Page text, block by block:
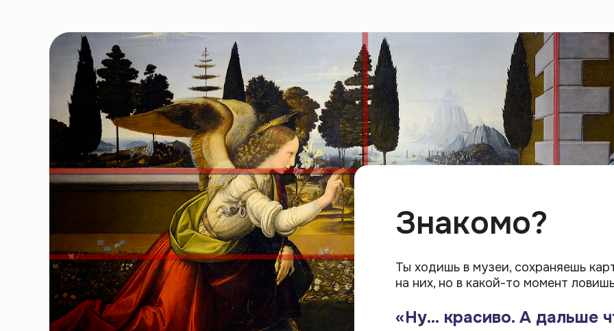
Знакомо?
Ты ходишь в музеи, сохраняешь
на них, но в какой-то момент
«Ну… красиво. А дальше